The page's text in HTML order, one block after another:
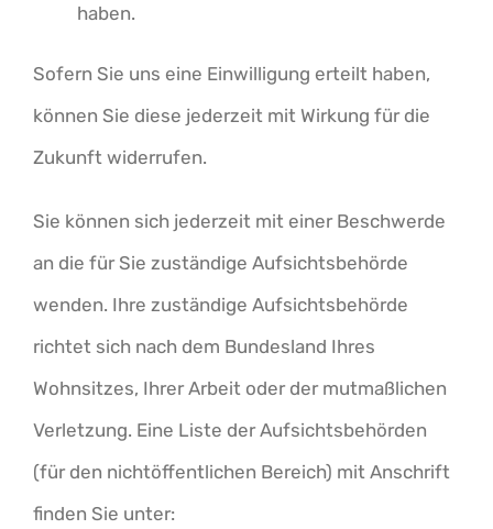
haben.
Sofern Sie uns eine Einwilligung erteilt haben,
können Sie diese jederzeit mit Wirkung für die
Zukunft widerrufen.
Sie können sich jederzeit mit einer Beschwerde
an die für Sie zuständige Aufsichtsbehörde
wenden. Ihre zuständige Aufsichtsbehörde
richtet sich nach dem Bundesland Ihres
Wohnsitzes, Ihrer Arbeit oder der mutmaßlichen
Verletzung. Eine Liste der Aufsichtsbehörden
(für den nichtöffentlichen Bereich) mit Anschrift
finden Sie unter: